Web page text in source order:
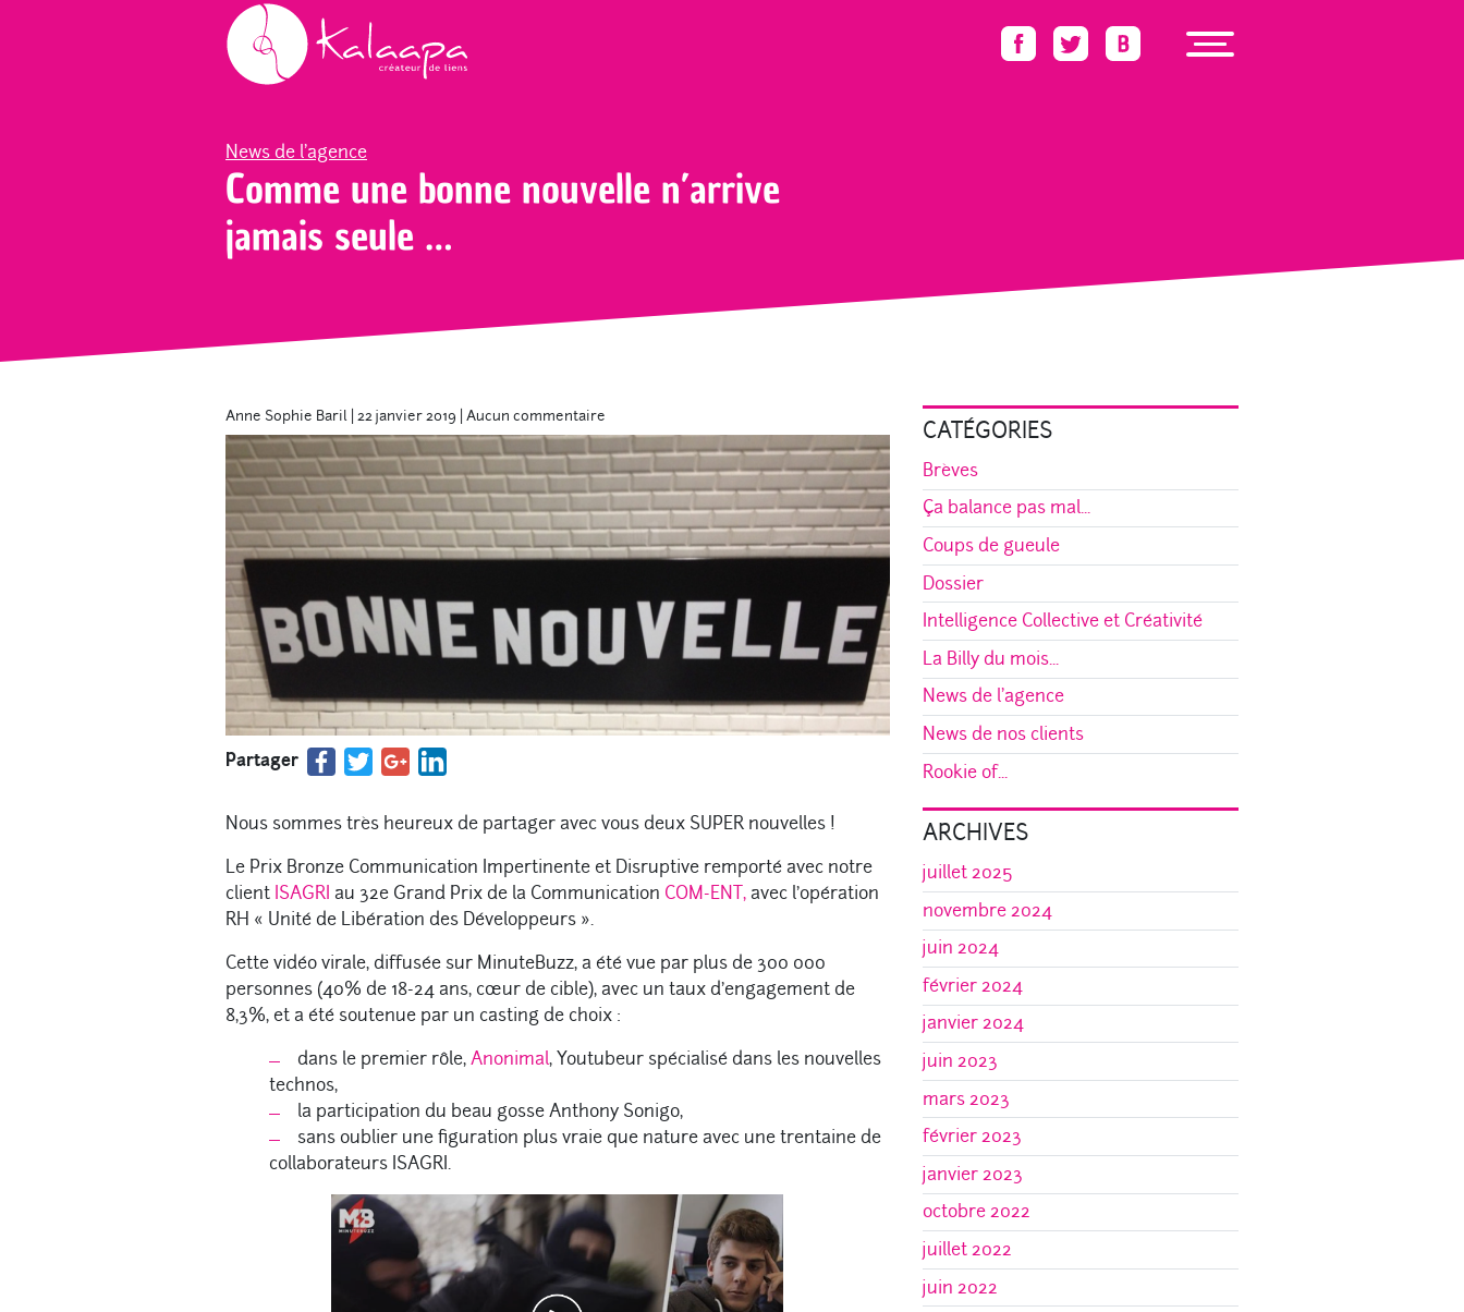
News de l'agence
Comme une bonne nouvelle n’arrive
jamais seule …
Anne Sophie Baril 22 janvier 2019 Aucun commentaire
Partager
Nous sommes très heureux de partager avec vous deux SUPER nouvelles !
Le Prix Bronze Communication Impertinente et Disruptive remporté avec notre
client ISAGRI au 32e Grand Prix de la Communication COM-ENT, avec l’opération
RH « Unité de Libération des Développeurs ».
Cette vidéo virale, diffusée sur MinuteBuzz, a été vue par plus de 300 000
personnes (40% de 18-24 ans, cœur de cible), avec un taux d’engagement de
8,3%, et a été soutenue par un casting de choix :
dans le premier rôle,Anonimal, Youtubeur spécialisé dans les nouvelles
technos,
la participation du beau gosse Anthony Sonigo,
sans oublier une figuration plus vraie que nature avec une trentaine de
collaborateurs ISAGRI.
CATÉGORIES
Brèves
Ça balance pas mal...
Coups de gueule
Dossier
Intelligence Collective et Créativité
La Billy du mois...
News de l'agence
News de nos clients
Rookie of...
ARCHIVES
juillet 2025
novembre 2024
juin 2024
février 2024
janvier 2024
juin 2023
mars 2023
février 2023
janvier 2023
octobre 2022
juillet 2022
juin 2022